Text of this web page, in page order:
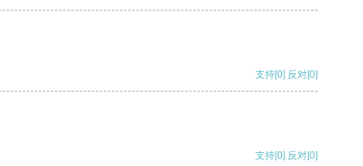
支持[0] 反对[0]
支持[0] 反对[0]